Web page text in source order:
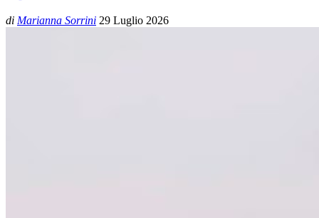
di Marianna Sorrini 29 Luglio 2026